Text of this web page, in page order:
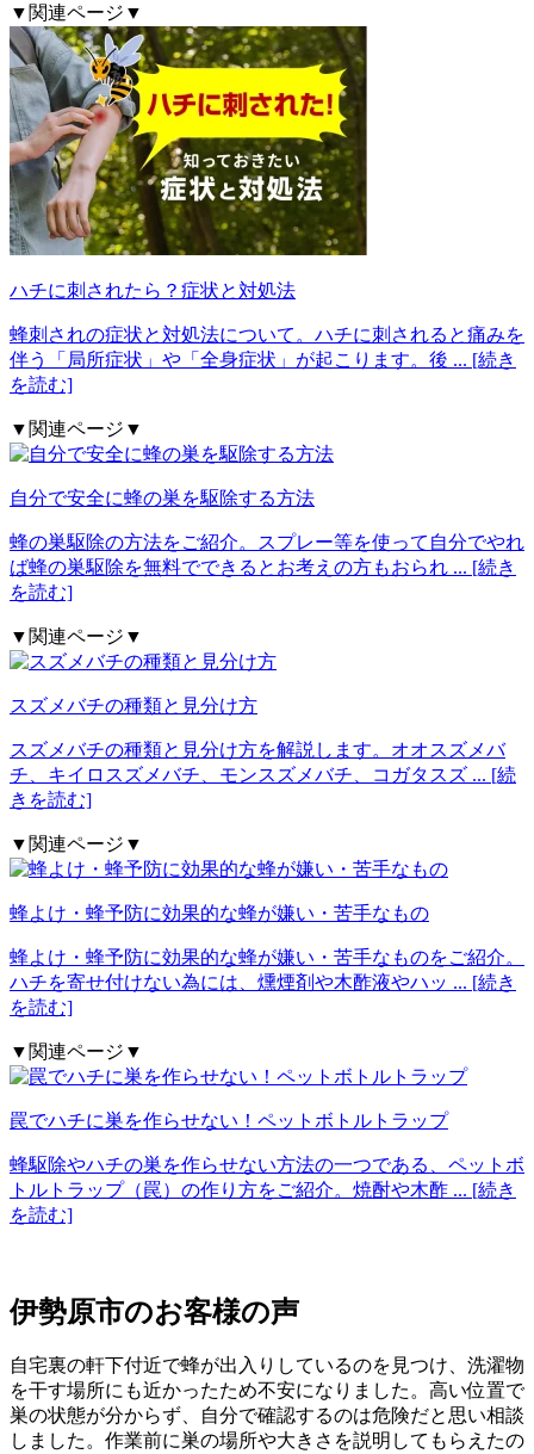
▼関連ページ▼
ハチに刺されたら？症状と対処法
蜂刺されの症状と対処法について。ハチに刺されると痛みを
伴う「局所症状」や「全身症状」が起こります。後 ... [続き
を読む]
▼関連ページ▼
自分で安全に蜂の巣を駆除する方法
蜂の巣駆除の方法をご紹介。スプレー等を使って自分でやれ
ば蜂の巣駆除を無料でできるとお考えの方もおられ ... [続き
を読む]
▼関連ページ▼
スズメバチの種類と見分け方
スズメバチの種類と見分け方を解説します。オオスズメバ
チ、キイロスズメバチ、モンスズメバチ、コガタスズ ... [続
きを読む]
▼関連ページ▼
蜂よけ・蜂予防に効果的な蜂が嫌い・苦手なもの
蜂よけ・蜂予防に効果的な蜂が嫌い・苦手なものをご紹介。
ハチを寄せ付けない為には、燻煙剤や木酢液やハッ ... [続き
を読む]
▼関連ページ▼
罠でハチに巣を作らせない！ペットボトルトラップ
蜂駆除やハチの巣を作らせない方法の一つである、ペットボ
トルトラップ（罠）の作り方をご紹介。焼酎や木酢 ... [続き
を読む]
伊勢原市のお客様の声
自宅裏の軒下付近で蜂が出入りしているのを見つけ、洗濯物
を干す場所にも近かったため不安になりました。高い位置で
巣の状態が分からず、自分で確認するのは危険だと思い相談
しました。作業前に巣の場所や大きさを説明してもらえたの